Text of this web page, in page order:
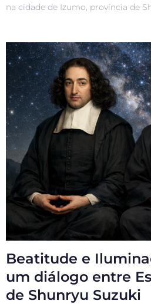
na cidade de Izumo, província de
Beatitude e
um diálogo entre
de Shunryu Suzuki